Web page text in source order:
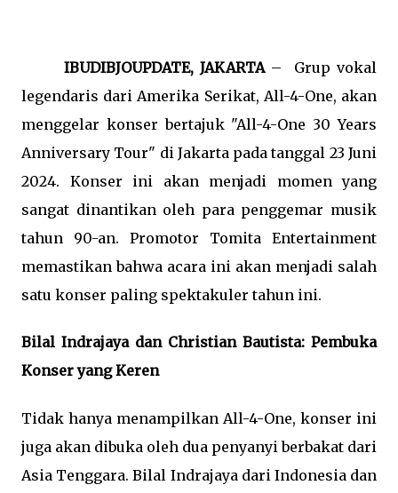
IBUDIBJOUPDATE, JAKARTA–
Grup vokal
legendaris dari Amerika Serikat, All-4-One, akan
menggelar konser bertajuk "All-4-One 30 Years
Anniversary Tour" di Jakarta pada tanggal 23 Juni
2024. Konser ini akan menjadi momen yang
sangat dinantikan oleh para penggemar musik
tahun 90-an. Promotor Tomita Entertainment
memastikan bahwa acara ini akan menjadi salah
satu konser paling spektakuler tahun ini.
Bilal Indrajaya dan Christian Bautista: Pembuka
Konser yang Keren
Tidak hanya menampilkan All-4-One, konser ini
juga akan dibuka oleh dua penyanyi berbakat dari
Asia Tenggara. Bilal Indrajaya dari Indonesia dan